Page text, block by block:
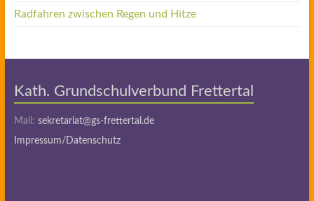
Radfahren zwischen Regen und Hitze
Kath. Grundschulverbund Frettertal
Mail: sekretariat@gs-frettertal.de
Impressum/Datenschutz